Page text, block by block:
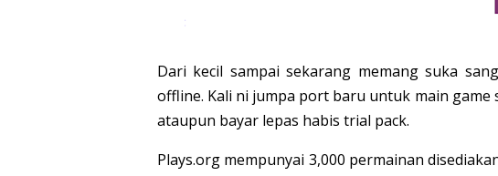
Dari kecil sampai sekarang memang suka
offline. Kali ni jumpa port baru untuk main
ataupun bayar lepas habis trial pack.
Plays.org mempunyai 3,000 permainan